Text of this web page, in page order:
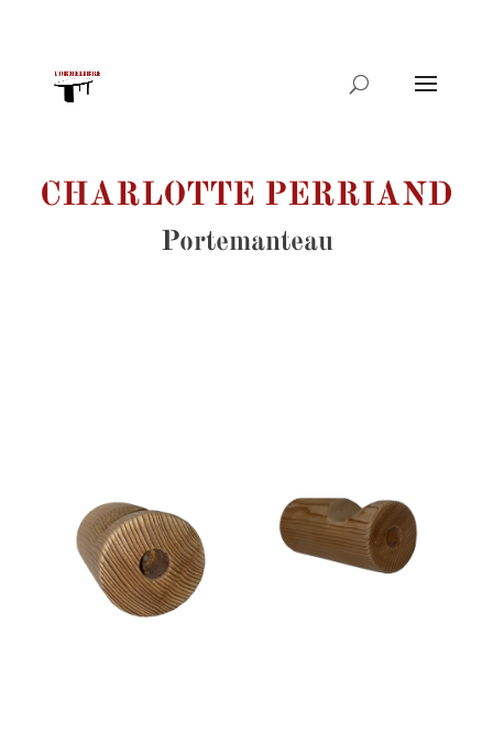
produits
CHARLOTTE PERRIAND
Portemanteau